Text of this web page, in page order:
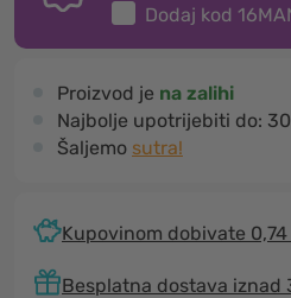
Dodaj kod
Proizvod je na zalihi
Najbolje upotrijebiti do:
Šaljemo sutra!
Kupovinom dobivate
Besplatna dostava iznad